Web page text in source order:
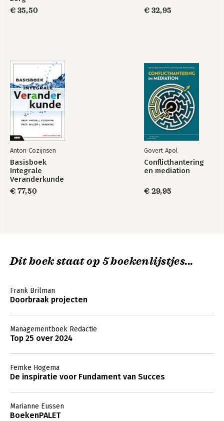
€ 35,50
€ 32,95
Anton Cozijnsen
Basisboek
Integrale
Veranderkunde
€ 77,50
Govert Apol
Conflicthantering
en mediation
€ 29,95
Dit boek staat op 5 boekenlijstjes...
Frank Brilman
Doorbraak projecten
Managementboek Redactie
Top 25 over 2024
Femke Hogema
De inspiratie voor Fundament van Succes
Marianne Eussen
BoekenPALET